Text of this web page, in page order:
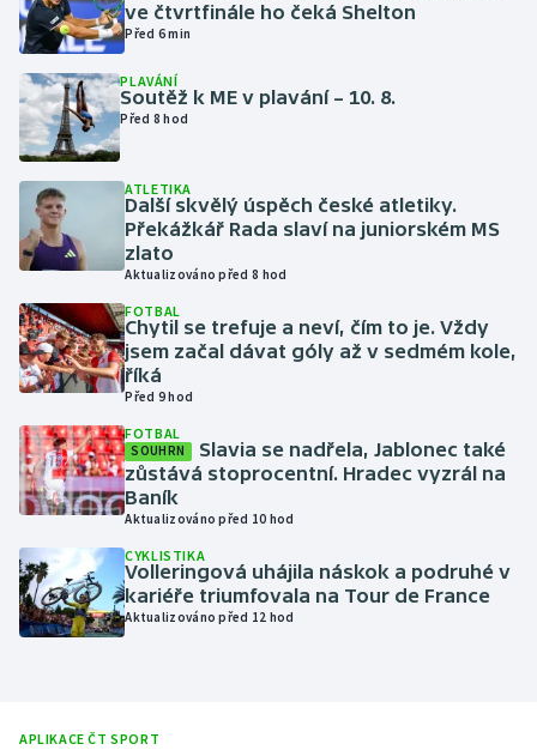
Golf
Gymnastika
Házená
Jezdectví
Judo
Krasobruslení
Lezení
Lyže a snowboard
Moderní pětiboj
Motorsport
Olympijské hry
ve čtvrtfinále ho čeká Shelton
Před 6 min
PLAVÁNÍ
Soutěž k ME v plavání – 10. 8.
Před 8 hod
ATLETIKA
Další skvělý úspěch české atletiky.
Překážkář Rada slaví na juniorském MS
zlato
Aktualizováno před 8 hod
FOTBAL
Chytil se trefuje a neví, čím to je. Vždy
jsem začal dávat góly až v sedmém kole,
říká
Před 9 hod
FOTBAL
SOUHRN
Slavia se nadřela, Jablonec také
zůstává stoprocentní. Hradec vyzrál na
Baník
Aktualizováno před 10 hod
CYKLISTIKA
Volleringová uhájila náskok a podruhé v
kariéře triumfovala na Tour de France
Aktualizováno před 12 hod
APLIKACE ČT SPORT